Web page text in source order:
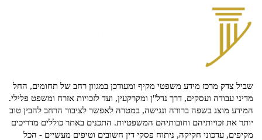
שביל צדק מרכז מידע משפטי מקיף ומעודכן במגוון רחב של תחומים, החל
מדיני עבודה ועסקים, דרך נדל"ן ומקרקעין, ועד לזכויות אזרח ומשפט פלילי.
המידע מוצג בשפה ברורה ונגישה, במטרה לאפשר לציבור הרחב להבין טוב
יותר את זכויותיהם וחובותיהם המשפטיות. התכנים באתר כוללים מדריכים
מקיפים, עדכוני חקיקה, ניתוח פסקי דין חשובים וטיפים מעשיים - הכל